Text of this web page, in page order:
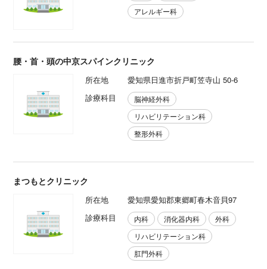
アレルギー科
腰・首・頭の中京スパインクリニック
所在地
愛知県日進市折戸町笠寺山 50-6
診療科目
脳神経外科
リハビリテーション科
整形外科
まつもとクリニック
所在地
愛知県愛知郡東郷町春木音貝97
診療科目
内科 消化器内科
外科
リハビリテーション科
肛門外科